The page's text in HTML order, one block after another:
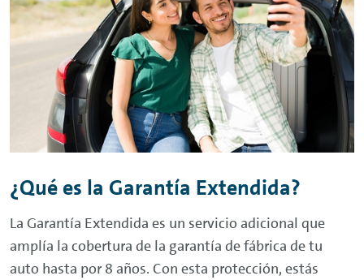
¿Qué es la Garantía Extendida?
La Garantía Extendida es un servicio adicional que
amplía la cobertura de la garantía de fábrica de tu
auto hasta por 8 años. Con esta protección, estás